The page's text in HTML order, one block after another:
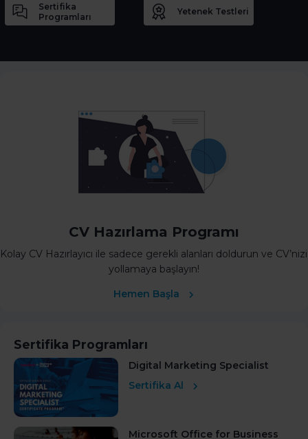
Sertifika
Programları
Yetenek Testleri
CV Hazırlama Programı
Kolay CV Hazırlayıcı ile sadece gerekli alanları doldurun ve CV’nizi
yollamaya başlayın!
Hemen Başla
Sertifika Programları
Digital Marketing Specialist
Sertifika Al
Microsoft Office for Business